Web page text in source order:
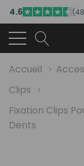
4.6
Accueil
Clips
Fixation Clips
Dents